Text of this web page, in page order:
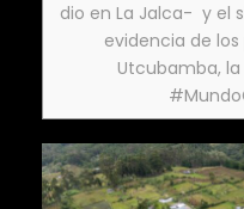
dio en La Jalca- y el
evidencia de
Utcubamba,